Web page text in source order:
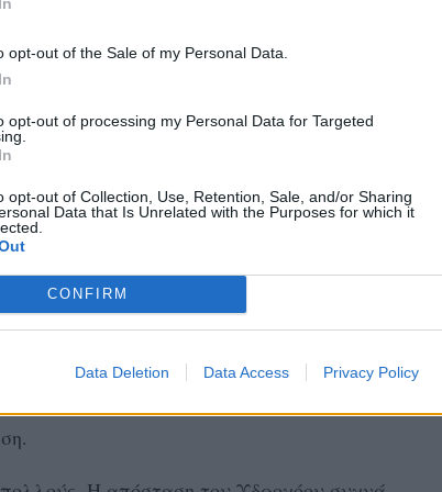
opt-out of the Sale of my Personal Data.
opt-out of processing my Personal Data for Targeted
opt-out of Collection, Use, Retention, Sale, and/or Sharing
Data that Is Unrelated with the Purposes for which it
CONFIRM
Data Deletion Data Access Privacy Policy
να τον κρατήσουν.
αγαπά την ελευθερία του περισσότερο
να νιώθει παγιδευμένος, πιεσμένος ή
που δεν έχει ο ίδιος επιλέξει. Όσο
«δέσει», τόσο πιο γρήγορα
ΔΙΚΌ ΤΟΥ ΤΡΌΠΟ
Κάθε άλλο. Όταν αγαπήσει, το κάνει
του τρόπο. Δεν είναι το ζώδιο που θα
στη μέρα ή που θα χρειάζεται συνεχώς
την αίσθηση ότι παραμένει ο εαυτός